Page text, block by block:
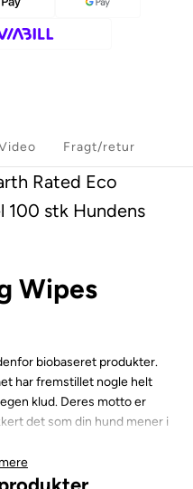
Fragt/retur
Rated Eco
100 stk Hundens
Wipes
biobaseret produkter.
har fremstillet nogle helt
klud. Deres motto er
det som din hund mener i